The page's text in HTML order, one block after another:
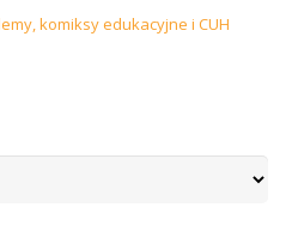
komiksy edukacyjne i CUH